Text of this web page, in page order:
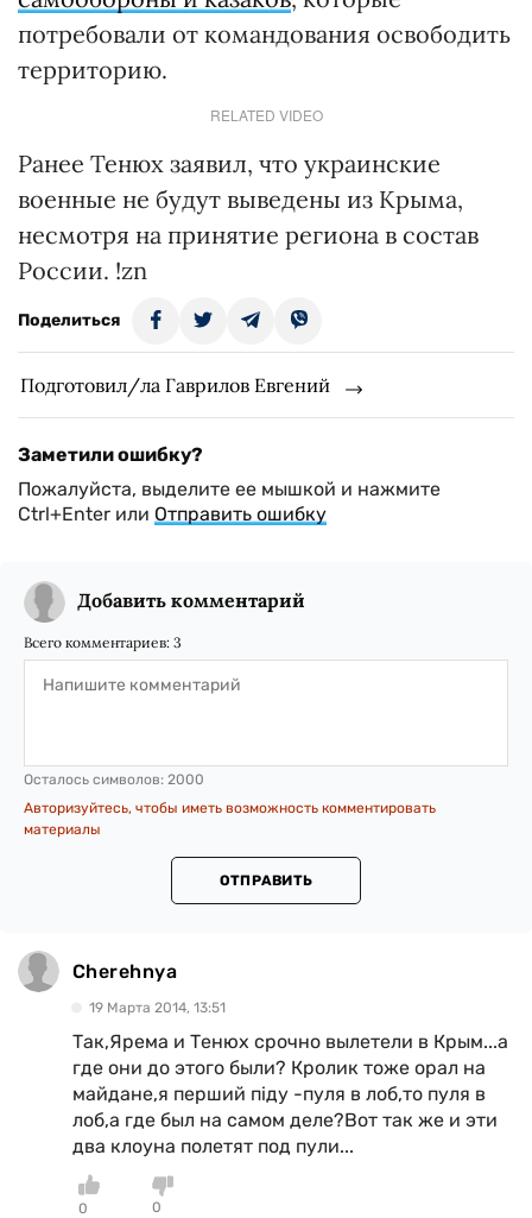
потребовали от командования освободить
территорию.
RELATED VIDEO
Ранее Тенюх заявил, что украинские
военные не будут выведены из Крыма,
несмотря на принятие региона в состав
России. !zn
Поделиться
Подготовил/ла Гаврилов Евгений
Заметили ошибку?
Пожалуйста, выделите ее мышкой и нажмите
Ctrl+Enter или Отправить ошибку
Добавить комментарий
Всего комментариев: 3
Осталось символов: 2000
Авторизуйтесь, чтобы иметь возможность комментировать
материалы
ОТПРАВИТЬ
Cherehnya
19 Марта 2014, 13:51
Так,Ярема и Тенюх срочно вылетели в Крым...а
где они до этого были? Кролик тоже орал на
майдане,я перший піду -пуля в лоб,то пуля в
лоб,а где был на самом деле?Вот так же и эти
два клоуна полетят под пули...
0
0